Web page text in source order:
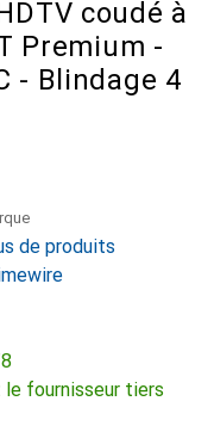
coudé à
Premium -
- Blindage 4
de produits
le fournisseur tiers